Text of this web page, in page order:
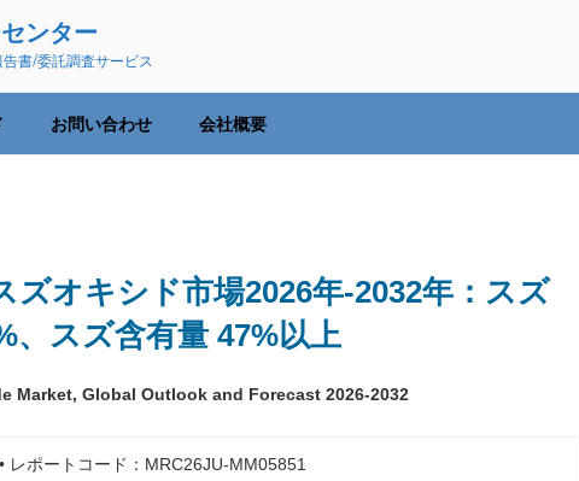
ンター
書/委託調査サービス
お問い合わせ 会社概要
ズオキシド市場2026年-2032年：スズ
、スズ含有量 47%以上
Market, Global Outlook and Forecast 2026-2032
• レポートコード：MRC26JU-MM05851